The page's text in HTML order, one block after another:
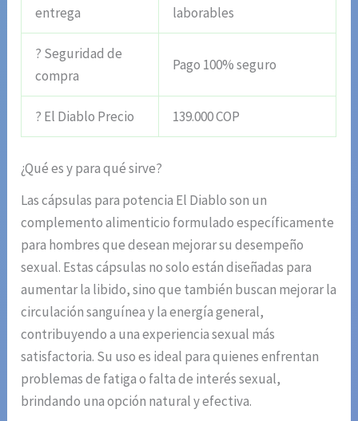
entrega
laborables
? Seguridad de
compra
Pago 100% seguro
? El Diablo Precio 139.000 COP
¿Qué es y para qué sirve?
Las cápsulas para potencia El Diablo son un
complemento alimenticio formulado específicamente
para hombres que desean mejorar su desempeño
sexual. Estas cápsulas no solo están diseñadas para
aumentar la libido, sino que también buscan mejorar la
circulación sanguínea y la energía general,
contribuyendo a una experiencia sexual más
satisfactoria. Su uso es ideal para quienes enfrentan
problemas de fatiga o falta de interés sexual,
brindando una opción natural y efectiva.